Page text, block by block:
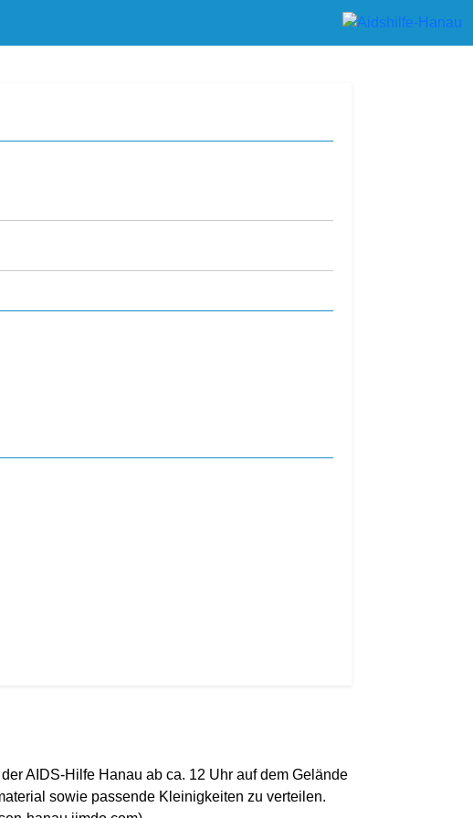
AIDS-Hilfe Hanau ab ca. 12 Uhr auf dem Gelände
sowie passende Kleinigkeiten zu verteilen.